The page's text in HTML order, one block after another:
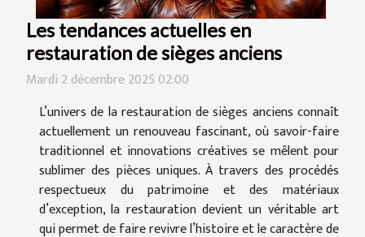
Les tendances actuelles en
restauration de sièges anciens
Mardi 2 décembre 2025 02:00
L’univers de la restauration de sièges anciens connaît
actuellement un renouveau fascinant, où savoir-faire
traditionnel et innovations créatives se mêlent pour
sublimer des pièces uniques. À travers des procédés
respectueux du patrimoine et des matériaux
d’exception, la restauration devient un véritable art
qui permet de faire revivre l’histoire et le caractère de